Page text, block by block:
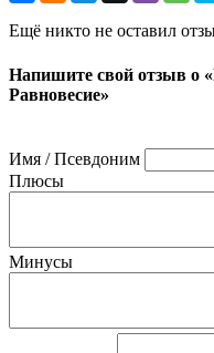
Ещё никто не оставил
Напишите свой отзыв о
Равновесие»
Имя / Псевдоним
Плюсы
Минусы